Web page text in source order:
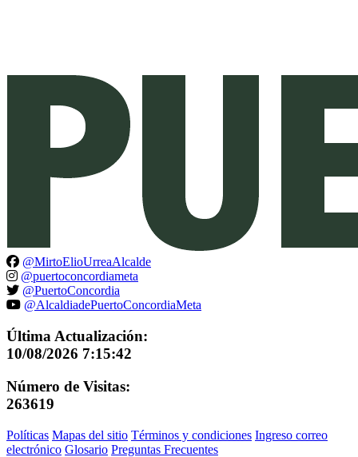
@MirtoElioUrreaAlcalde
@puertoconcordiameta
@PuertoConcordia
@AlcaldiadePuertoConcordiaMeta
Última Actualización:
10/08/2026 7:15:42
Número de Visitas:
263619
Políticas Mapas del sitio Términos y condiciones Ingreso correo
electrónico Glosario Preguntas Frecuentes